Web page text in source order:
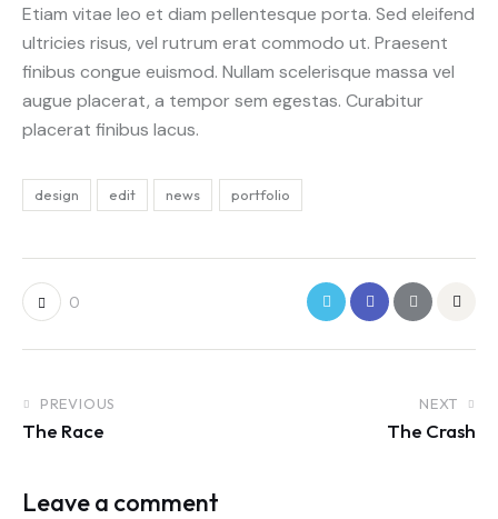
Etiam vitae leo et diam pellentesque porta. Sed eleifend
ultricies risus, vel rutrum erat commodo ut. Praesent
finibus congue euismod. Nullam scelerisque massa vel
augue placerat, a tempor sem egestas. Curabitur
placerat finibus lacus.
design edit news portfolio
0
PREVIOUS
The Race
NEXT
The Crash
Leave a comment